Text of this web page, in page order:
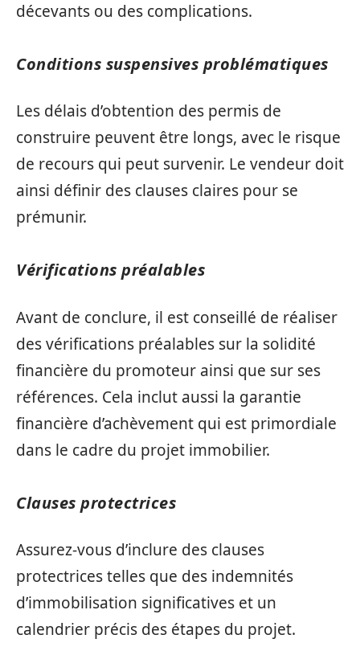
décevants ou des complications.
Conditions suspensives problématiques
Les délais d’obtention des permis de
construire peuvent être longs, avec le risque
de recours qui peut survenir. Le vendeur doit
ainsi définir des clauses claires pour se
prémunir.
Vérifications préalables
Avant de conclure, il est conseillé de réaliser
des vérifications préalables sur la solidité
financière du promoteur ainsi que sur ses
références. Cela inclut aussi la garantie
financière d’achèvement qui est primordiale
dans le cadre du projet immobilier.
Clauses protectrices
Assurez-vous d’inclure des clauses
protectrices telles que des indemnités
d’immobilisation significatives et un
calendrier précis des étapes du projet.